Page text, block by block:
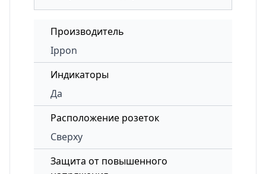
Производитель
Ippon
Индикаторы
Да
Расположение розеток
Сверху
Защита от повышенного